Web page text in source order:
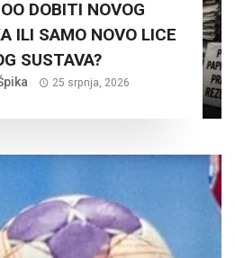
DOBITI NOVOG
ILI SAMO NOVO LICE
SUSTAVA?
25 srpnja, 2026